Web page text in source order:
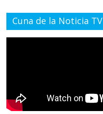
Cuna de la Noticia TV